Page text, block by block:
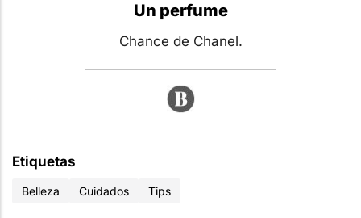
Un perfume
Chance de Chanel.
Etiquetas
Belleza Cuidados Tips